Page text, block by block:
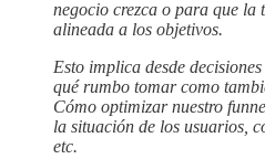
negocio crezca o para que la
alineada a los objetivos.
Esto implica desde
qué rumbo tomar como
Cómo optimizar nuestro
la situación de los usuarios,
etc.